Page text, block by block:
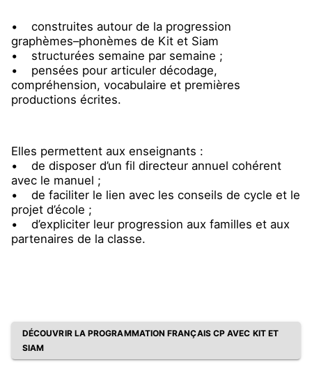
• construites autour de la progression
graphèmes–phonèmes de Kit et Siam
• structurées semaine par semaine ;
• pensées pour articuler décodage,
compréhension, vocabulaire et premières
productions écrites.
Elles permettent aux enseignants :
• de disposer d’un fil directeur annuel cohérent
avec le manuel ;
• de faciliter le lien avec les conseils de cycle et le
projet d’école ;
• d’expliciter leur progression aux familles et aux
partenaires de la classe.
DÉCOUVRIR LA PROGRAMMATION FRANÇAIS CP AVEC KIT ET
SIAM